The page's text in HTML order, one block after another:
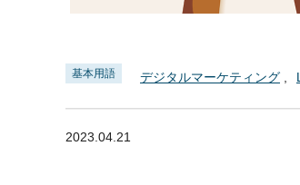
基本用語 デジタルマーケティング
2023.04.21